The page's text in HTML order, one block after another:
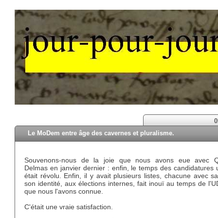
Le MoDem entre âge des cavernes et pluralisme.
Souvenons-nous de la joie que nous avons eue avec
Delmas en janvier dernier : enfin, le temps des candidatures
était révolu. Enfin, il y avait plusieurs listes, chacune avec
son identité, aux élections internes, fait inouï au temps de
que nous l'avons connue.
C'était une vraie satisfaction.